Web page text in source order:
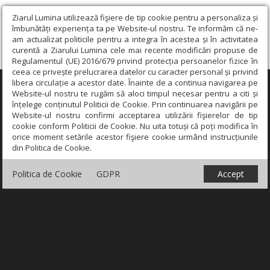
Ziarul Lumina utilizează fişiere de tip cookie pentru a personaliza și
îmbunătăți experiența ta pe Website-ul nostru. Te informăm că ne-
am actualizat politicile pentru a integra în acestea și în activitatea
curentă a Ziarului Lumina cele mai recente modificări propuse de
Regulamentul (UE) 2016/679 privind protecția persoanelor fizice în
ceea ce privește prelucrarea datelor cu caracter personal și privind
libera circulație a acestor date. Înainte de a continua navigarea pe
Website-ul nostru te rugăm să aloci timpul necesar pentru a citi și
înțelege conținutul Politicii de Cookie. Prin continuarea navigării pe
Website-ul nostru confirmi acceptarea utilizării fişierelor de tip
cookie conform Politicii de Cookie. Nu uita totuși că poți modifica în
orice moment setările acestor fişiere cookie urmând instrucțiunile
din Politica de Cookie.
Politica de Cookie GDPR Accept
×